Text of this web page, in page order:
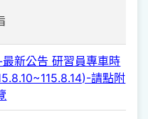
新公告 研習員專車時
請點附